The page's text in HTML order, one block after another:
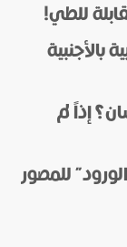
للطي!
بالأجنبية
إذاً لم
للمصور